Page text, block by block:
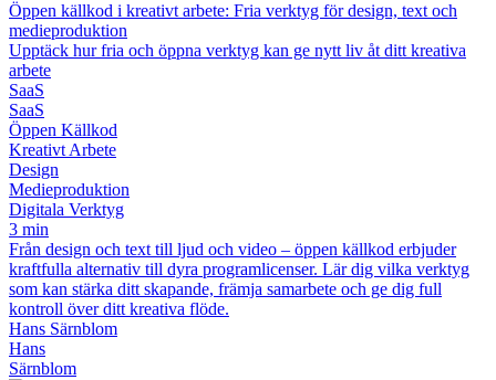
Öppen källkod i kreativt arbete: Fria verktyg för design, text och
medieproduktion
Upptäck hur fria och öppna verktyg kan ge nytt liv åt ditt kreativa
arbete
SaaS
SaaS
Öppen Källkod
Kreativt Arbete
Design
Medieproduktion
Digitala Verktyg
3 min
Från design och text till ljud och video – öppen källkod erbjuder
kraftfulla alternativ till dyra programlicenser. Lär dig vilka verktyg
som kan stärka ditt skapande, främja samarbete och ge dig full
kontroll över ditt kreativa flöde.
Hans Särnblom
Hans
Särnblom